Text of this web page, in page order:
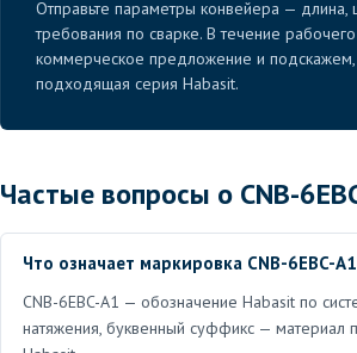
Отправьте параметры конвейера — длина,
требования по сварке. В течение
коммерческое предложение и подскажем,
подходящая серия Habasit.
Частые вопросы о CNB-
Что означает маркировка CNB-6EBC-
CNB-6EBC-A1 — обозначение Habasit по
натяжения, буквенный суффикс — материал